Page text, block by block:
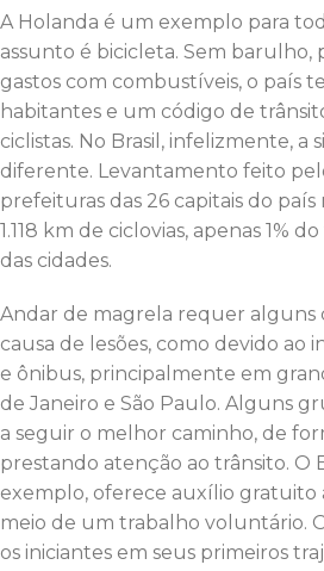
A Holanda é um exemplo para
assunto é bicicleta. Sem barulho,
gastos com combustíveis, o país
habitantes e um código de
ciclistas. No Brasil, infelizmente, a
diferente. Levantamento feito
prefeituras das 26 capitais do
1.118 km de ciclovias, apenas 1%
das cidades.
Andar de magrela requer alguns
causa de lesões, como devido ao
e ônibus, principalmente em
de Janeiro e São Paulo. Alguns
a seguir o melhor caminho, de
prestando atenção ao trânsito. O
exemplo, oferece auxílio gratuito
meio de um trabalho voluntário.
os iniciantes em seus primeiros